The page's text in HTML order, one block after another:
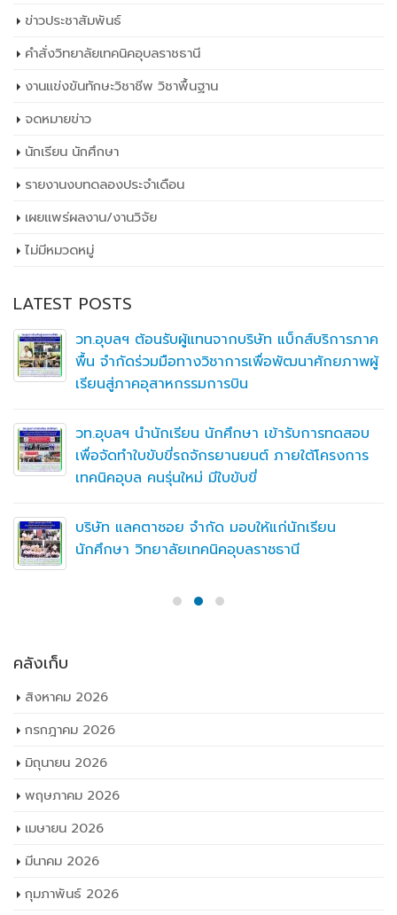
ข่าวประชาสัมพันธ์
คำสั่งวิทยาลัยเทคนิคอุบลราชธานี
งานแข่งขันทักษะวิชาชีพ วิชาพื้นฐาน
จดหมายข่าว
นักเรียน นักศึกษา
รายงานงบทดลองประจำเดือน
เผยเเพร่ผลงาน/งานวิจัย
ไม่มีหมวดหมู่
LATEST POSTS
วท.อุบลฯ ต้อนรับผู้แทนจากบริษัท แบ็กส์บริการภาค
พื้น จำกัดร่วมมือทางวิชาการเพื่อพัฒนาศักยภาพผู้
เรียนสู่ภาคอุสาหกรรมการบิน
วท.อุบลฯ นำนักเรียน นักศึกษา เข้ารับการทดสอบ
เพื่อจัดทำใบขับขี่รถจักรยานยนต์ ภายใต้โครงการ
เทคนิคอุบล คนรุ่นใหม่ มีใบขับขี่
บริษัท แลคตาซอย จำกัด มอบให้แก่นักเรียน
นักศึกษา วิทยาลัยเทคนิคอุบลราชธานี
คลังเก็บ
สิงหาคม 2026
กรกฎาคม 2026
มิถุนายน 2026
พฤษภาคม 2026
เมษายน 2026
มีนาคม 2026
กุมภาพันธ์ 2026